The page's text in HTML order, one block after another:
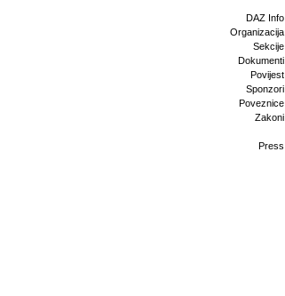
DAZ Info
Organizacija
Sekcije
Dokumenti
Povijest
Sponzori
Poveznice
Zakoni
Press